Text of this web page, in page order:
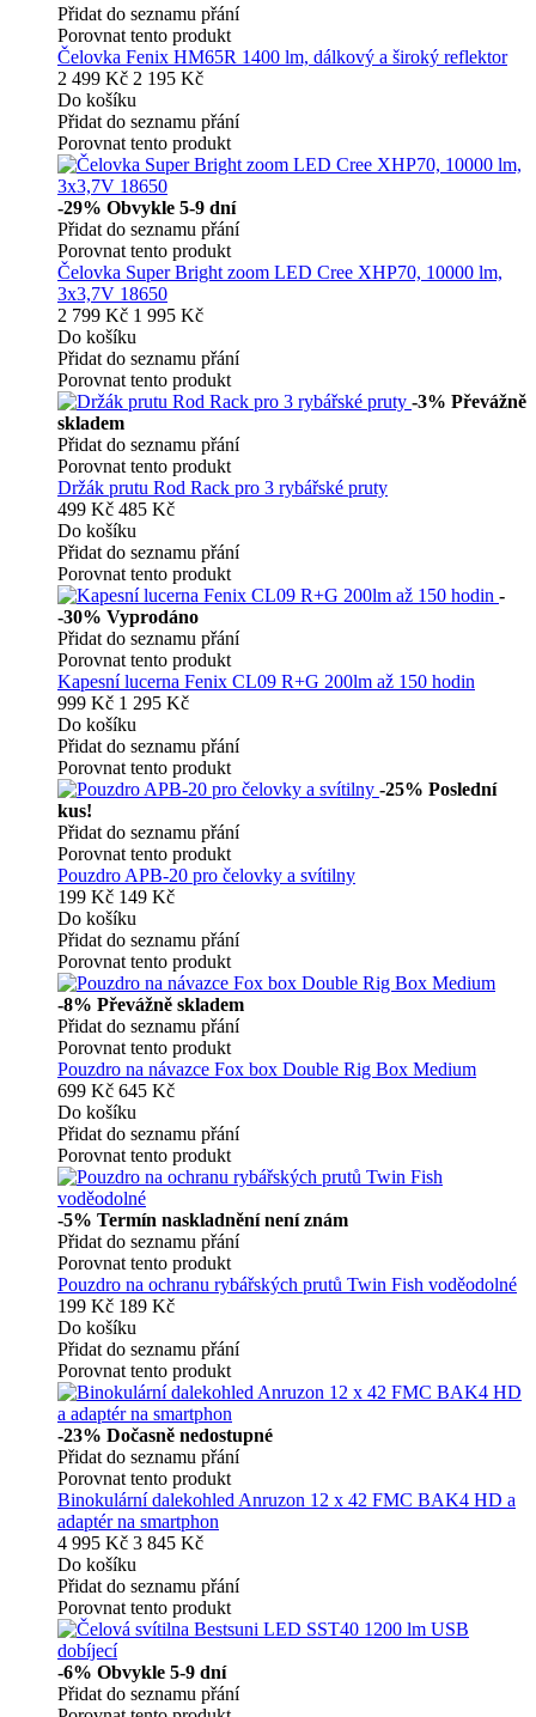
Přidat do seznamu přání
Porovnat tento produkt
Čelovka Fenix HM65R 1400 lm, dálkový a široký reflektor
2 499 Kč 2 195 Kč
Do košíku
Přidat do seznamu přání
Porovnat tento produkt
-29% Obvykle 5-9 dní
Přidat do seznamu přání
Porovnat tento produkt
Čelovka Super Bright zoom LED Cree XHP70, 10000 lm,
3x3,7V 18650
2 799 Kč 1 995 Kč
Do košíku
Přidat do seznamu přání
Porovnat tento produkt
-3% Převážně
skladem
Přidat do seznamu přání
Porovnat tento produkt
Držák prutu Rod Rack pro 3 rybářské pruty
499 Kč 485 Kč
Do košíku
Přidat do seznamu přání
Porovnat tento produkt
-
-30% Vyprodáno
Přidat do seznamu přání
Porovnat tento produkt
Kapesní lucerna Fenix CL09 R+G 200lm až 150 hodin
999 Kč 1 295 Kč
Do košíku
Přidat do seznamu přání
Porovnat tento produkt
-25% Poslední
kus!
Přidat do seznamu přání
Porovnat tento produkt
Pouzdro APB-20 pro čelovky a svítilny
199 Kč 149 Kč
Do košíku
Přidat do seznamu přání
Porovnat tento produkt
-8% Převážně skladem
Přidat do seznamu přání
Porovnat tento produkt
Pouzdro na návazce Fox box Double Rig Box Medium
699 Kč 645 Kč
Do košíku
Přidat do seznamu přání
Porovnat tento produkt
-5% Termín naskladnění není znám
Přidat do seznamu přání
Porovnat tento produkt
Pouzdro na ochranu rybářských prutů Twin Fish voděodolné
199 Kč 189 Kč
Do košíku
Přidat do seznamu přání
Porovnat tento produkt
-23% Dočasně nedostupné
Přidat do seznamu přání
Porovnat tento produkt
Binokulární dalekohled Anruzon 12 x 42 FMC BAK4 HD a
adaptér na smartphon
4 995 Kč 3 845 Kč
Do košíku
Přidat do seznamu přání
Porovnat tento produkt
-6% Obvykle 5-9 dní
Přidat do seznamu přání